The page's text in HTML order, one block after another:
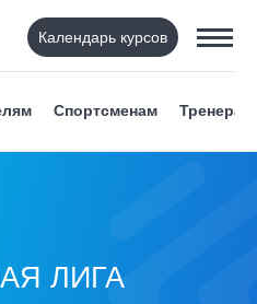
Календарь курсов
Спортсменам Тренерам
ЛИГА